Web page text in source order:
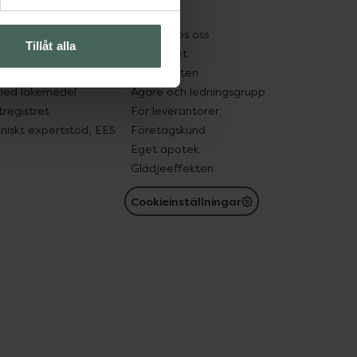
Tillåt alla
in gammal medicin
läkemedel
expertstöd, EES
Pressrum
Jobba hos oss
Hållbarhet
Samarbeten
Ägare och ledningsgrupp
För leverantörer
Företagskund
Eget apotek
Glädjeeffekten
Cookieinställningar